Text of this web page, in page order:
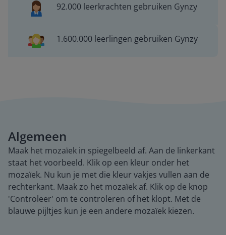
92.000 leerkrachten gebruiken Gynzy
1.600.000 leerlingen gebruiken Gynzy
Algemeen
Maak het mozaïek in spiegelbeeld af. Aan de linkerkant
staat het voorbeeld. Klik op een kleur onder het
mozaïek. Nu kun je met die kleur vakjes vullen aan de
rechterkant. Maak zo het mozaïek af. Klik op de knop
'Controleer' om te controleren of het klopt. Met de
blauwe pijltjes kun je een andere mozaïek kiezen.